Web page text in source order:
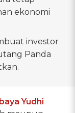
ekonomi
investor
Panda
Yudhi